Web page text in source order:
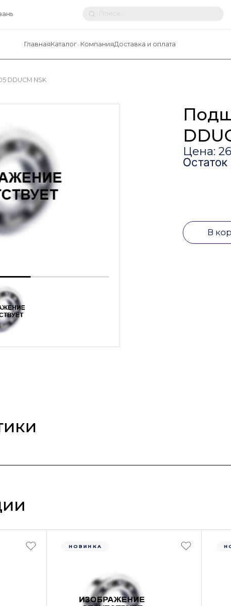
ГлавнаяКаталог КомпанияДоставка и оплата
DDUCM NSK
Цена:
В
НОВИНКА